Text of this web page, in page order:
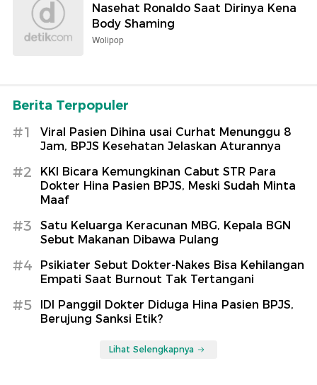
Nasehat Ronaldo Saat Dirinya Kena
Body Shaming
Wolipop
Berita Terpopuler
#1
Viral Pasien Dihina usai Curhat Menunggu 8
Jam, BPJS Kesehatan Jelaskan Aturannya
#2
KKI Bicara Kemungkinan Cabut STR Para
Dokter Hina Pasien BPJS, Meski Sudah Minta
Maaf
#3
Satu Keluarga Keracunan MBG, Kepala BGN
Sebut Makanan Dibawa Pulang
#4
Psikiater Sebut Dokter-Nakes Bisa Kehilangan
Empati Saat Burnout Tak Tertangani
#5
IDI Panggil Dokter Diduga Hina Pasien BPJS,
Berujung Sanksi Etik?
Lihat Selengkapnya